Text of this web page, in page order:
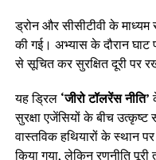
ड्रोन और सीसीटीवी के
की गई। अभ्यास के दौरान
से सूचित कर सुरक्षित दूरी पर
यह ड्रिल ‘जीरो टॉलरेंस नीति’
सुरक्षा एजेंसियों के बीच
वास्तविक हथियारों के स्थान
किया गया, लेकिन रणनीति पूरी